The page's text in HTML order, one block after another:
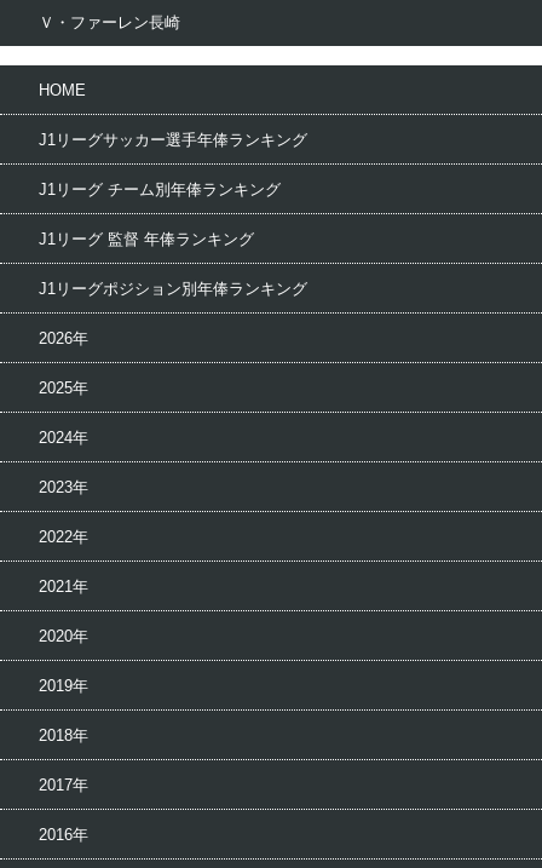
Ｖ・ファーレン長崎
HOME
J1リーグサッカー選手年俸ランキング
J1リーグ チーム別年俸ランキング
J1リーグ 監督 年俸ランキング
J1リーグポジション別年俸ランキング
2026年
2025年
2024年
2023年
2022年
2021年
2020年
2019年
2018年
2017年
2016年